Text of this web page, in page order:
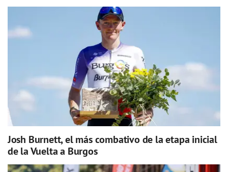
Josh Burnett, el más combativo de la etapa inicial
de la Vuelta a Burgos